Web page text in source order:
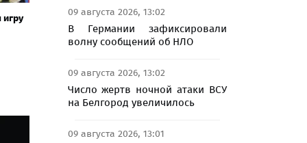
игру
09 августа 2026, 13:02
В Германии зафиксировали
волну сообщений об НЛО
09 августа 2026, 13:02
Число жертв ночной атаки ВСУ
на Белгород увеличилось
09 августа 2026, 13:01